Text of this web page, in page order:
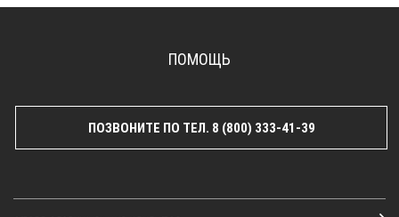
ПОМОЩЬ
ПОЗВОНИТЕ ПО ТЕЛ. 8 (800) 333-41-39